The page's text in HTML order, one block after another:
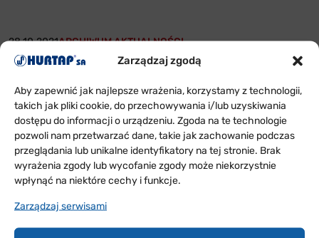
Zarządzaj zgodą
Aby zapewnić jak najlepsze wrażenia, korzystamy z technologii,
takich jak pliki cookie, do przechowywania i/lub uzyskiwania
dostępu do informacji o urządzeniu. Zgoda na te technologie
pozwoli nam przetwarzać dane, takie jak zachowanie podczas
przeglądania lub unikalne identyfikatory na tej stronie. Brak
wyrażenia zgody lub wycofanie zgody może niekorzystnie
wpłynąć na niektóre cechy i funkcje.
Zarządzaj serwisami
28.10.2021ARCHIWUM AKTUALNOŚCI
WYNIKI II części konkursu Kubeczkowy Zawrót
Głowy – tydzień 1
21.10.2021ARCHIWUM AKTUALNOŚCI
Wyniki konkursu z okazji Dnia Aptekarza